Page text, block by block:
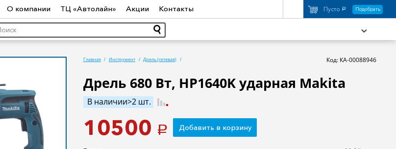
Шины Диски Автосвет
Аксессуары
Садовая техника Инструмент Лодки и моторы
О компании ТЦ «Автолайн» Акции Контакты Пусто a Подобрать
Главная Инструмент Дрель (сетевая) Код: КА-00088946
Дрель 680 Вт, HP1640K ударная Makita
В наличии>2 шт.
10500 a Добавить в корзину